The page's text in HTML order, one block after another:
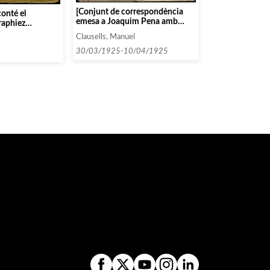
el
[Conjunt de correspondència
emesa a Joaquim Pena amb
relació al Festival Schoenberg]
Clausells, Manuel
30/03/1925-10/04/1925